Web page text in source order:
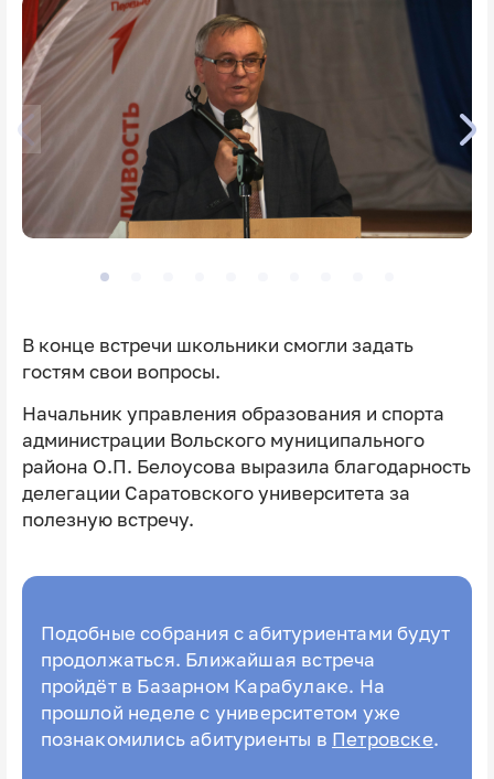
В конце встречи школьники смогли задать
гостям свои вопросы.
Начальник управления образования и спорта
администрации Вольского муниципального
района О.П. Белоусова выразила благодарность
делегации Саратовского университета за
полезную встречу.
Подобные собрания с абитуриентами будут
продолжаться. Ближайшая встреча
пройдёт в Базарном Карабулаке. На
прошлой неделе с университетом уже
познакомились абитуриенты в Петровске.